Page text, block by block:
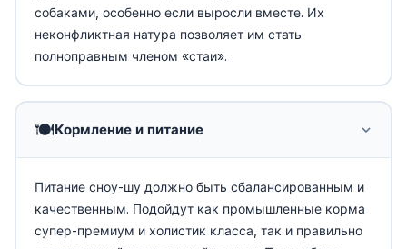
собаками, особенно если выросли вместе. Их
неконфликтная натура позволяет им стать
полноправным членом «стаи».
🍽️Кормление и питание
Питание сноу-шу должно быть сбалансированным и
качественным. Подойдут как промышленные корма
супер-премиум и холистик класса, так и правильно